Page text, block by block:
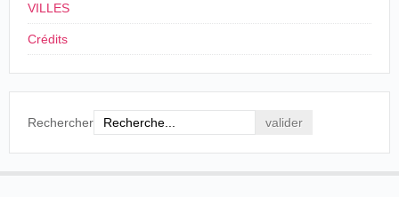
VILLES
Crédits
Rechercher